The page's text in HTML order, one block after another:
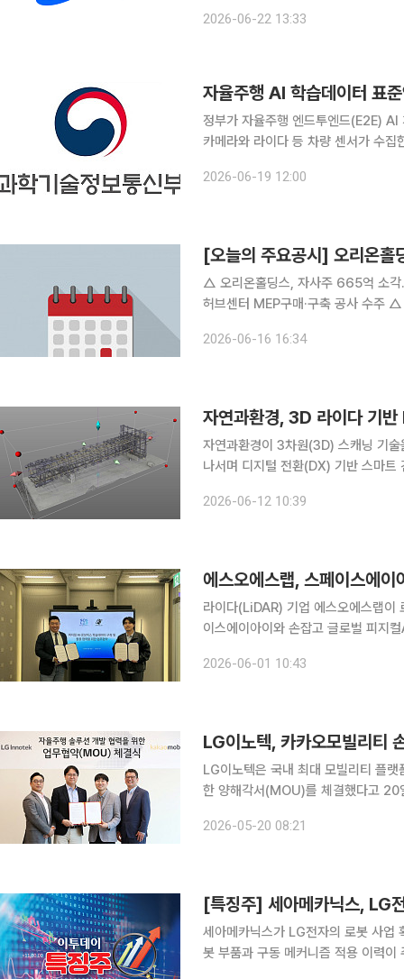
정화 단계에 진입하고 있다”며 “고객
2026-06-22 13:33
정부가 자율주행 엔드투엔드(E2E)
카메라와 라이다 등 차량 센서가 수
필수다. 과학기술정보통신부는
2026-06-19 12:00
[오늘의 주요공시] 오리온홀
△ 오리온홀딩스, 자사주 665억 소각…배당
허브센터 MEP구매·구축 공사 수주 △ 핸즈코퍼레이션, 최대주주·계열사 대상 36억원 유상증자 △
약 체결 △ 코셈, 약 26억 규모 자사주
2026-06-16 16:34
자연과환경이 3차원(3D) 스캐닝 기
나서며 디지털 전환(DX) 기반 스마트 건설 기
다고 12일 밝혔다. PC공법은
2026-06-12 10:39
라이다(LiDAR) 기업 에스오에스랩
이스에이아이와 손잡고 글로벌 피지
스랩은 스페이스에이아이와 로보틱
2026-06-01 10:43
LG이노텍, 카카오모빌리티
LG이노텍은 국내 최대 모빌리티 플
한 양해각서(MOU)를 체결했다고 20
카오모빌리티의 자율주행 데이터 수
2026-05-20 08:21
세아메카닉스가 LG전자의 로봇 사
봇 부품과 구동 메커니즘 적용 이력